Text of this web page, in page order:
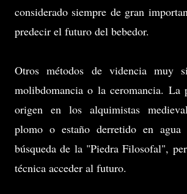
considerado siempre de gran
predecir el futuro del bebedor.
Otros métodos de videncia muy
molibdomancia o la ceromancia. La
origen en los alquimistas
plomo o estaño derretido en
búsqueda de la "Piedra Filosofal",
técnica acceder al futuro.